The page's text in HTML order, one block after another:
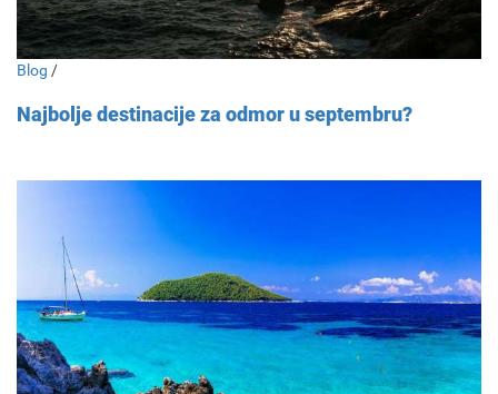
Blog /
Najbolje destinacije za odmor u septembru?